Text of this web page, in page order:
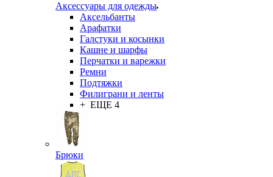
Аксессуары для одежды
Аксельбанты
Арафатки
Галстуки и косынки
Кашне и шарфы
Перчатки и варежки
Ремни
Подтяжки
Филиграни и ленты
+ ЕЩЕ 4
Брюки